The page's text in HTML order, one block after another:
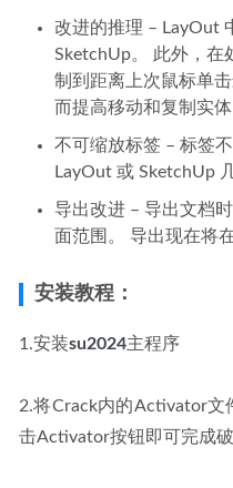
改进的推理 – LayOut
SketchUp。 此外，在
制到距离上次鼠标单
而提高移动和复制实
不可缩放标签 – 标签
LayOut 或 SketchUp
导出改进 – 导出文档
面范围。 导出现在将
安装教程：
1.安装su2024主程序
2.将Crack内的Activator文
击Activator按钮即可完成破